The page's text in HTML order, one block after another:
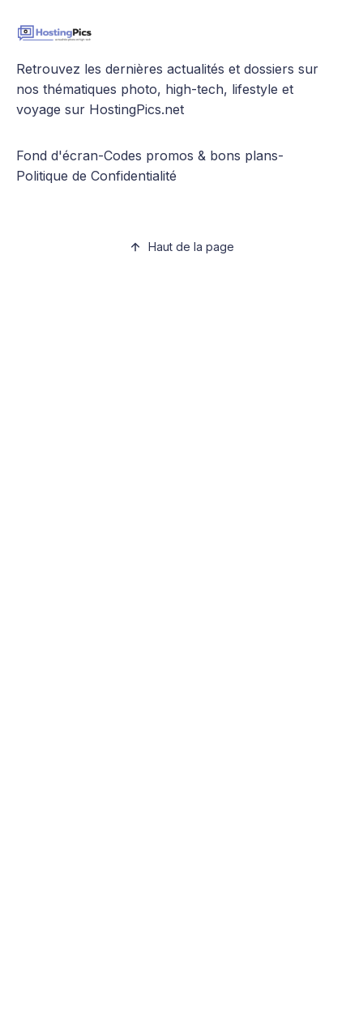
Retrouvez les dernières actualités et dossiers sur
nos thématiques photo, high-tech, lifestyle et
voyage sur HostingPics.net
Fond d'écran-Codes promos & bons plans-
Politique de Confidentialité
Haut de la page